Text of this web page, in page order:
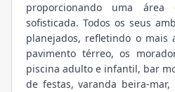
proporcionando uma
sofisticada. Todos os seus
planejados, refletindo o mais
pavimento térreo, os
piscina adulto e infantil, bar
de festas, varanda beira-